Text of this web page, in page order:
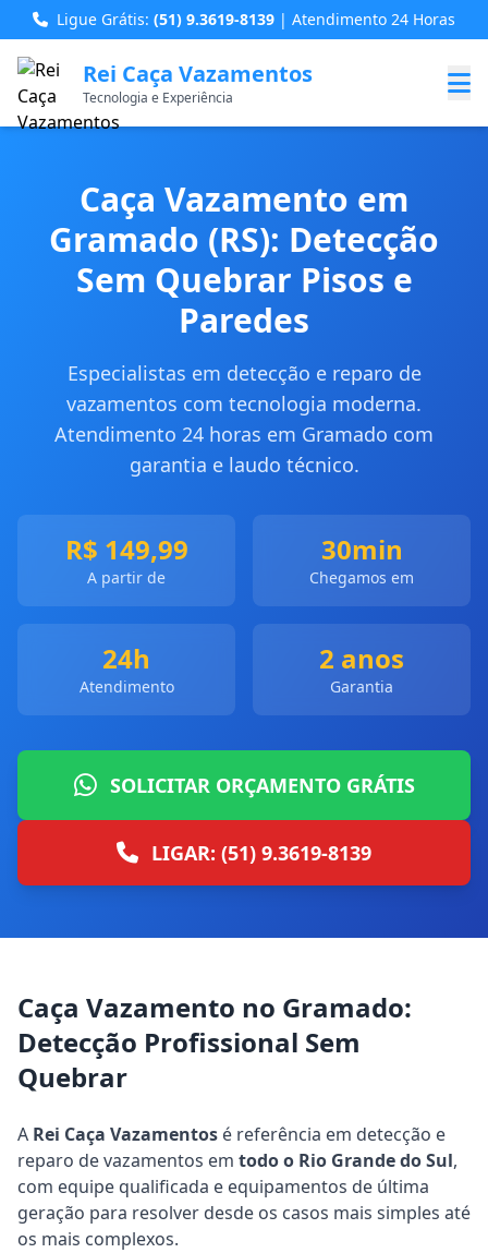
Ligue Grátis: (51) 9.3619-8139 | Atendimento 24 Horas
Rei Caça Vazamentos
Tecnologia e Experiência
Caça Vazamento em
Gramado (RS): Detecção
Sem Quebrar Pisos e
Paredes
Especialistas em detecção e reparo de
vazamentos com tecnologia moderna.
Atendimento 24 horas em Gramado com
garantia e laudo técnico.
R$ 149,99
A partir de
30min
Chegamos em
24h
Atendimento
2 anos
Garantia
SOLICITAR ORÇAMENTO GRÁTIS
LIGAR: (51) 9.3619-8139
Caça Vazamento no Gramado:
Detecção Profissional Sem
Quebrar
A Rei Caça Vazamentos é referência em detecção e
reparo de vazamentos em todo o Rio Grande do Sul,
com equipe qualificada e equipamentos de última
geração para resolver desde os casos mais simples até
os mais complexos.